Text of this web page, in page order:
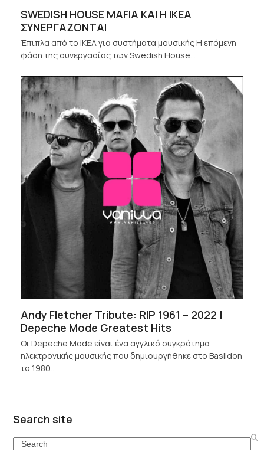
SWEDISH HOUSE MAFIA ΚΑΙ Η IKEA
ΣΥΝΕΡΓΑΖΟΝΤΑΙ
Έπιπλα από το IKEA για συστήματα μουσικής Η επόμενη
φάση της συνεργασίας των Swedish House…
Andy Fletcher Tribute: RIP 1961 – 2022 |
Depeche Mode Greatest Hits
Οι Depeche Mode είναι ένα αγγλικό συγκρότημα
ηλεκτρονικής μουσικής που δημιουργήθηκε στο Basildon
το 1980…
Search site
Search